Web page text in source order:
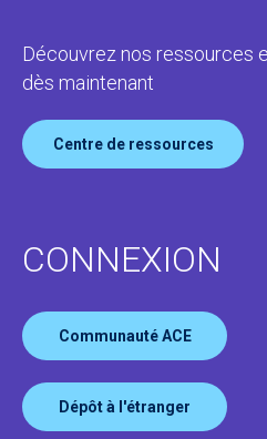
Découvrez nos ressources
dès maintenant
Centre de ressources
CONNEXION
Communauté ACE
Dépôt à l'étranger